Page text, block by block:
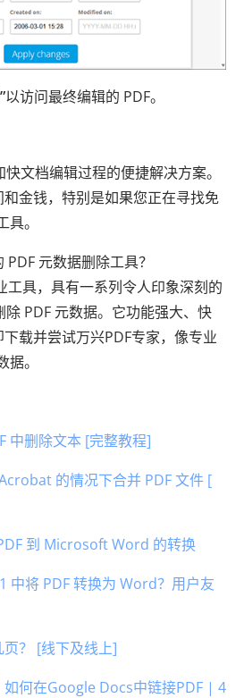
以访问最终编辑的 PDF。
文档编辑过程的便捷解决方案。
金钱，特别是如果您正在寻找免
。
元数据删除工具？
工具，具有一系列令人印象深刻的
除 PDF 元数据。它功能强大、快
载并尝试万兴PDF专家，像专业
。
中删除文本 [完整教程]
的情况下合并 PDF 文件 [
到 Microsoft Word 的转换
中将 PDF 转换为 Word？用户友
？ [线下及线上]
如何在Google Docs中链接PDF | 4